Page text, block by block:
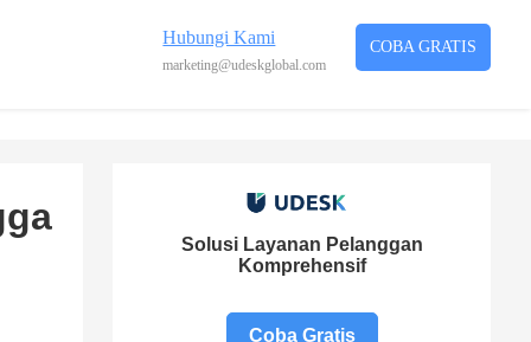
Hubungi Kami
marketing@udeskglobal.com
COBA GRATIS
Solusi Layanan Pelanggan
Komprehensif
Coba Gratis